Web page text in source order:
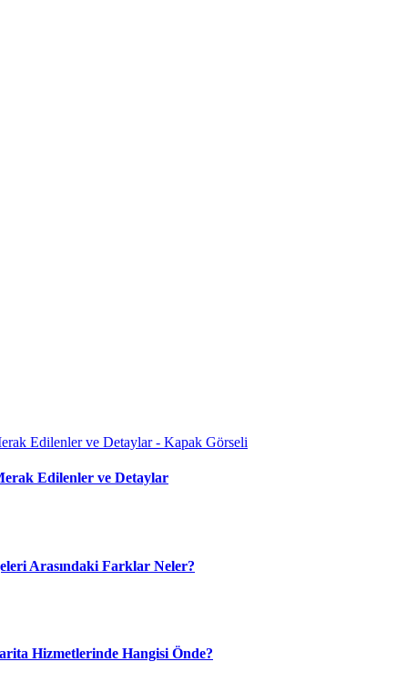
Edilenler ve Detaylar
Arasındaki Farklar Neler?
Hizmetlerinde Hangisi Önde?